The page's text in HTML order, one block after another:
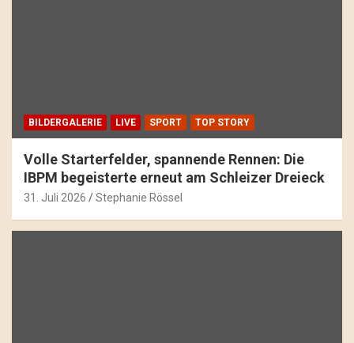
BILDERGALERIE LIVE SPORT TOP STORY
Volle Starterfelder, spannende Rennen: Die
IBPM begeisterte erneut am Schleizer Dreieck
31. Juli 2026 Stephanie Rössel